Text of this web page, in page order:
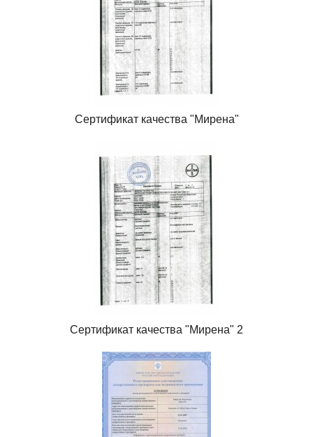
Сертификат качества "Мирена"
Сертификат качества "Мирена" 2